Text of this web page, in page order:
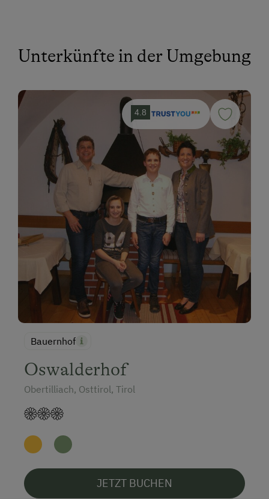
Unterkünfte in der Umgebung
4.8
Bauernhof
Oswalderhof
Obertilliach, Osttirol, Tirol
JETZT BUCHEN